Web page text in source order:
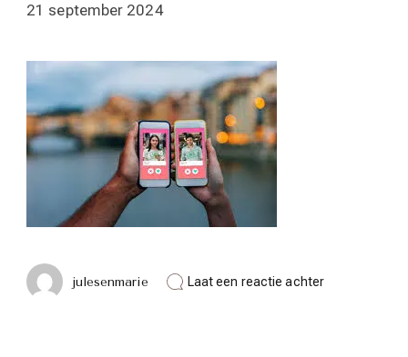
21 september 2024
julesenmarie Laat een reactie achterop